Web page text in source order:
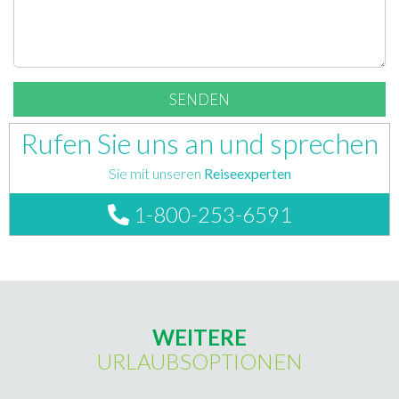
Rufen Sie uns an und sprechen
Sie mit unseren Reiseexperten
1-800-253-6591
WEITERE
URLAUBSOPTIONEN